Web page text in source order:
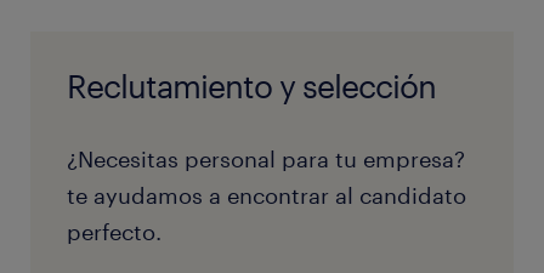
Reclutamiento y selección
¿Necesitas personal para tu empresa?
te ayudamos a encontrar al candidato
perfecto.